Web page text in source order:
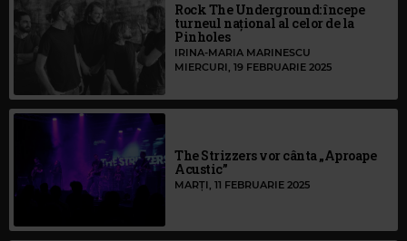
Rock The Underground: începe
turneul național al celor de la
Pinholes
IRINA-MARIA MARINESCU
MIERCURI, 19 FEBRUARIE 2025
The Strizzers vor cânta „Aproape
Acustic”
MARȚI, 11 FEBRUARIE 2025